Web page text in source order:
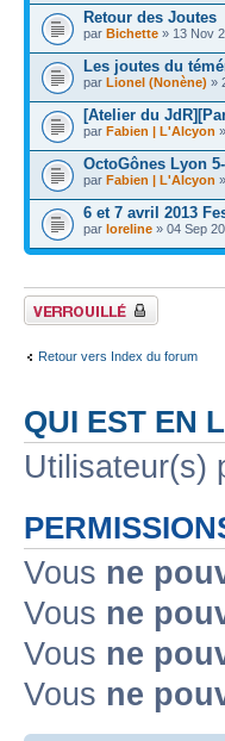
Retour des Joutes
par Bichette » 13 Nov
Les joutes du
par Lionel (Nonène) »
[Atelier du
par Fabien | L'Alcyon
OctoGônes Lyon
par Fabien | L'Alcyon
6 et 7 avril 2013
par loreline » 04 Sep
Forum verrouillé
Retour vers Index du forum
QUI EST EN
Utilisateur(s)
Vous ne
Vous ne
Vous ne
Vous ne